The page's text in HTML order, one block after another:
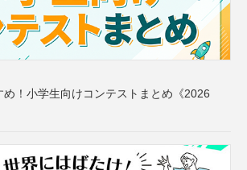
め！小学生向けコンテストまとめ《2026